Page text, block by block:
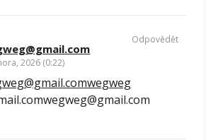
2026 (0:22)
Odpovědět